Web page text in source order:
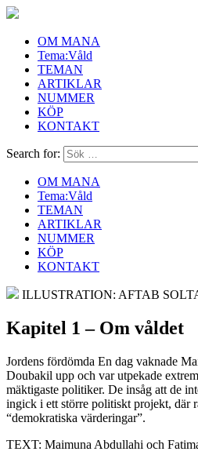
OM MANA
Tema:Våld
TEMAN
ARTIKLAR
NUMMER
KÖP
KONTAKT
Search for:
OM MANA
Tema:Våld
TEMAN
ARTIKLAR
NUMMER
KÖP
KONTAKT
ILLUSTRATION: AFTAB
Kapitel 1 – Om våldet
Jordens fördömda En dag vaknade
Doubakil upp och var utpekade
mäktigaste politiker. De insåg att de
ingick i ett större politiskt projekt, där
“demokratiska värderingar”.
TEXT: Maimuna Abdullahi och